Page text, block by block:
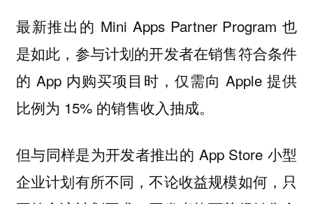
最新推出的 Mini Apps Partner Program 也
是如此，参与计划的开发者在销售符合条件
的 App 内购买项目时，仅需向 Apple 提供
比例为 15% 的销售收入抽成。
但与同样是为开发者推出的 App Store 小型
企业计划有所不同，不论收益规模如何，只